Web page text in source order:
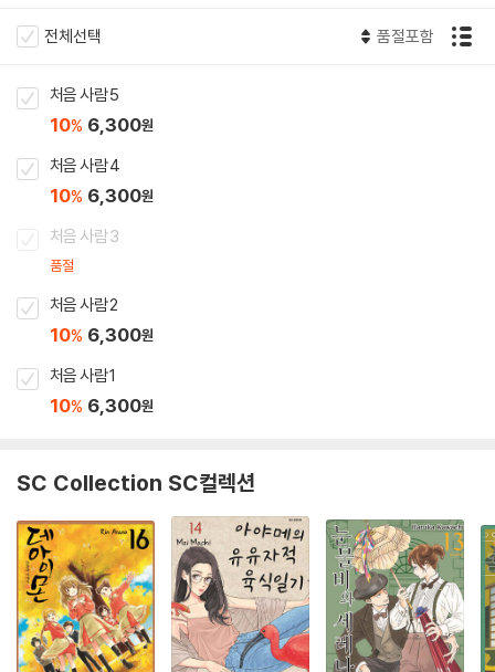
전체선택 품절포함
처음 사람 5
10% 6,300원
처음 사람 4
10% 6,300원
처음 사람 3
품절
처음 사람 2
10% 6,300원
처음 사람 1
10% 6,300원
SC Collection SC컬렉션